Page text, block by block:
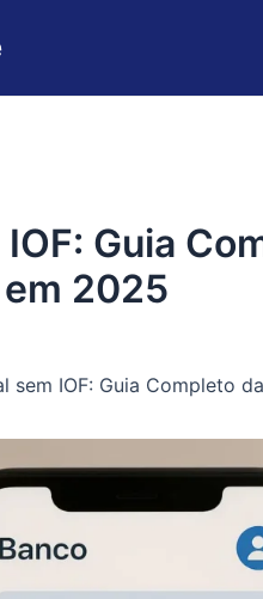
Guia
2025
sem IOF: Guia Completo